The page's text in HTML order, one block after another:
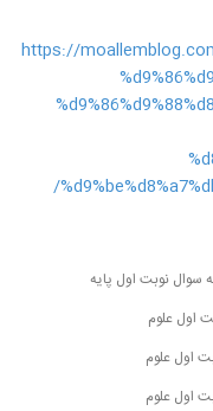
https://
سوال نوبت اول پایه
اول علوم
اول علوم
اول علوم